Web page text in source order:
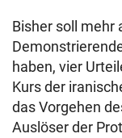
Bisher soll mehr
haben, vier
Kurs der
das Vorgehen
Auslöser der